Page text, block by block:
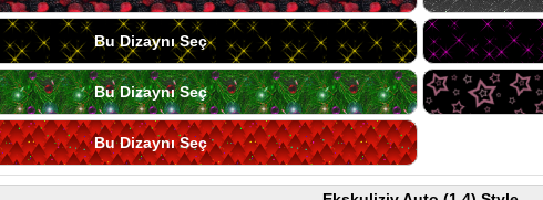
Bu Dizaynı Seç
Bu Dizaynı Seç
Bu Dizaynı Seç